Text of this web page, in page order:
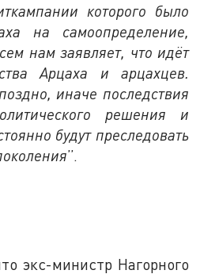
которого было
на самоопределение,
нам заявляет, что идёт
Арцаха и арцахцев.
иначе последствия
решения и
будут преследовать
я”.
экс-министр Нагорного